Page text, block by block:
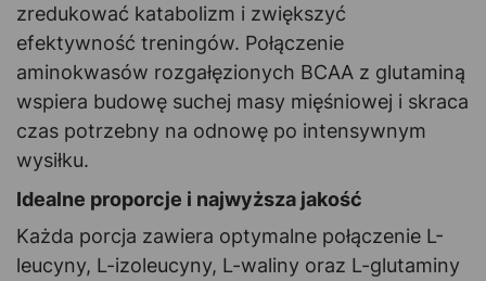
zredukować katabolizm i zwiększyć
efektywność treningów. Połączenie
aminokwasów rozgałęzionych BCAA z glutaminą
wspiera budowę suchej masy mięśniowej i skraca
czas potrzebny na odnowę po intensywnym
wysiłku.
Idealne proporcje i najwyższa jakość
Każda porcja zawiera optymalne połączenie L-
leucyny, L-izoleucyny, L-waliny oraz L-glutaminy